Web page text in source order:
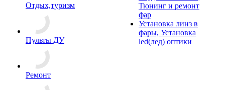
Отдых,туризм
Пульты ДУ
Ремонт
Тюнинг и ремонт
фар
Установка линз в
фары, Установка
led(лед) оптики